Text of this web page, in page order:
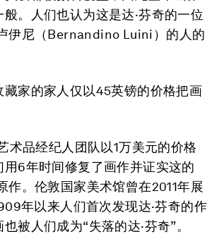
。人们也认为这是达·芬奇的一位
伊尼（Bernandino Luini）的人的
藏家的家人仅以45英镑的价格把画
术品经纪人团队以1万美元的价格
用6年时间修复了画作并证实这的
作。伦敦国家美术馆曾在2011年展
年以来人们首次发现达·芬奇的作
被人们成为“失落的达·芬奇”。